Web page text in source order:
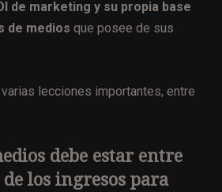
de marketing y su propia base
de medios que posee de sus
lecciones importantes, entre
debe estar entre
de los ingresos para